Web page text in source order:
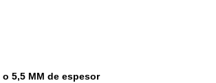
o 5,5 MM de espesor